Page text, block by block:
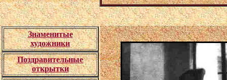
Знаменитые
художники
Поздравительные
открытки